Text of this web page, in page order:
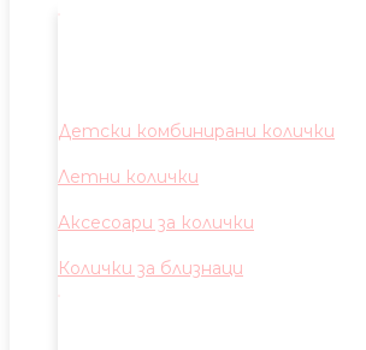
Детски комбинирани колички
Летни колички
Аксесоари за колички
Колички за близнаци